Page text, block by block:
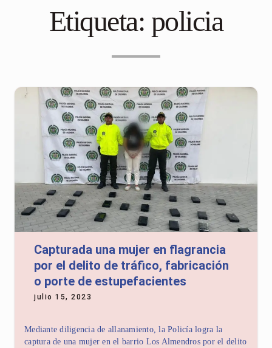
Etiqueta: policia
Capturada una mujer en flagrancia
por el delito de tráfico, fabricación
o porte de estupefacientes
julio 15, 2023
Mediante diligencia de allanamiento, la Policía logra la
captura de una mujer en el barrio Los Almendros por el delito